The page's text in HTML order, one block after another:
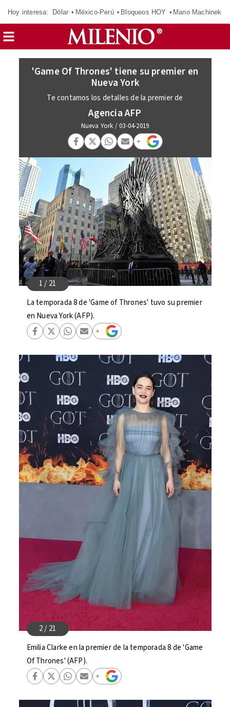
Hoy interesa: Dólar México-Perú Bloqueos HOY Mano Machinek
'Game Of Thrones' tiene su premier en
Nueva York
Te contamos los detalles de la premier de
Agencia AFP
Nueva York / 03-04-2019
La temporada 8 de 'Game of Thrones' tuvo su premier
en Nueva York (AFP).
Emilia Clarke en la premier de la temporada 8 de 'Game
Of Thrones' (AFP).